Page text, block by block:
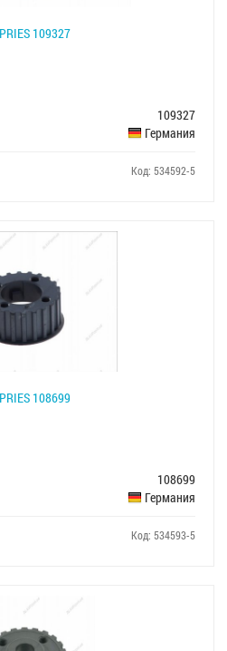
109327
109327
Германия
Код: 534592-5
108699
108699
Германия
Код: 534593-5